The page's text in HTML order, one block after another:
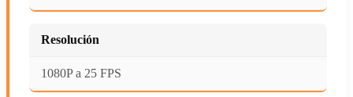
Resolución
1080P a 25 FPS